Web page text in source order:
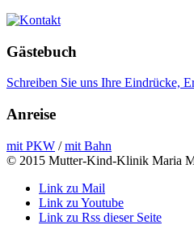
Gästebuch
Schreiben Sie uns Ihre Eindrücke,
Anreise
mit PKW /mit Bahn
© 2015 Mutter-Kind-Klinik Maria
Link zu Mail
Link zu Youtube
Link zu Rss dieser Seite